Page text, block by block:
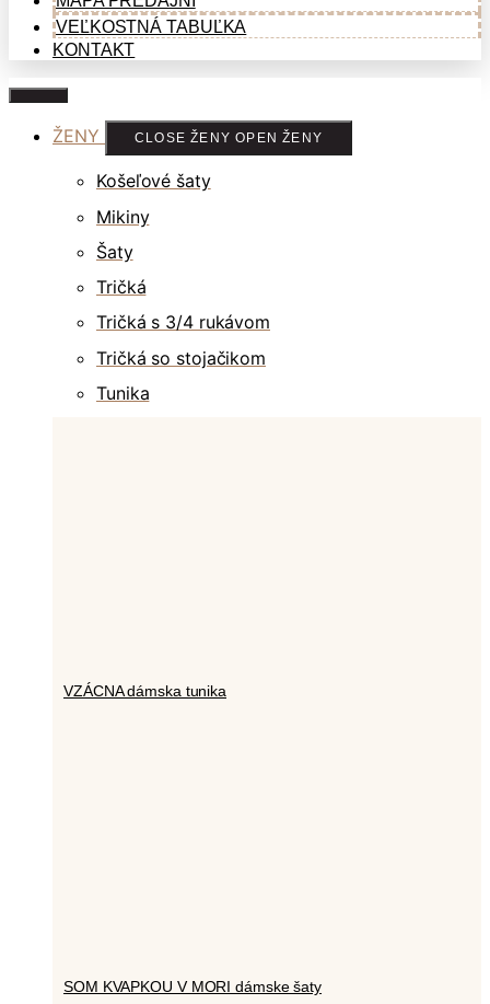
VEĽKOSTNÁ TABUĽKA
KONTAKT
ŽENY CLOSE ŽENY OPEN ŽENY
Košeľové šaty
Mikiny
Šaty
Tričká
Tričká s 3/4 rukávom
Tričká so stojačikom
Tunika
VZÁCNA dámska tunika
SOM KVAPKOU V MORI dámske šaty